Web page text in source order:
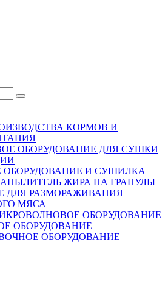
КОРМОВ И
ОБОРУДОВАНИЕ ДЛЯ СУШКИ
И СУШИЛКА
ЖИРА НА ГРАНУЛЫ
ДЛЯ РАЗМОРАЖИВАНИЯ
МЯСА
ОБОРУДОВАНИЕ
ОБОРУДОВАНИЕ
ОБОРУДОВАНИЕ